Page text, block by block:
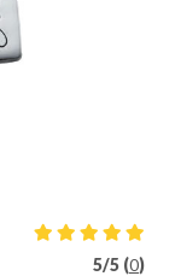
5/5 (0)